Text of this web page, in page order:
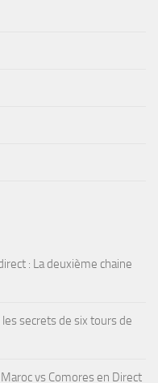
: La deuxième chaine
secrets de six tours de
Maroc vs Comores en Direct